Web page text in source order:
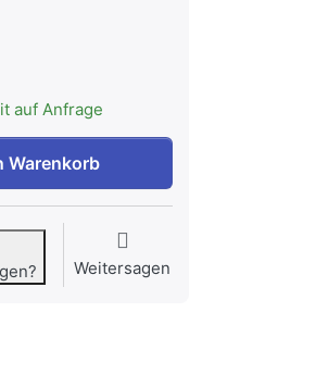
auf Anfrage
Kühl-/Gefrierkombination
Warenkorb
Weitersagen